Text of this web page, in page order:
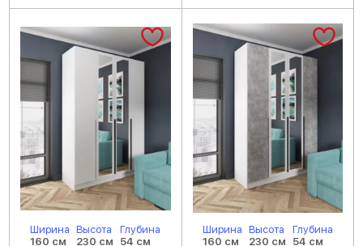
Ширина
160 см
Высота
230 см
Глубина
54 см
Ширина
160 см
Высота
230 см
Глубина
54 см